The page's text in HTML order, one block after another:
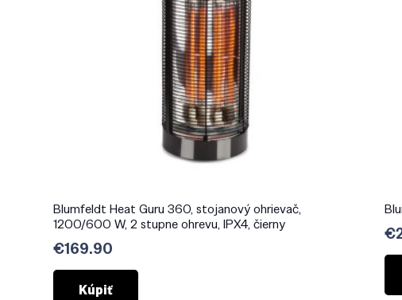
Blumfeldt Heat Guru 360, stojanový ohrievač,
1200/600 W, 2 stupne ohrevu, IPX4, čierny
€169.90
Kúpiť
€